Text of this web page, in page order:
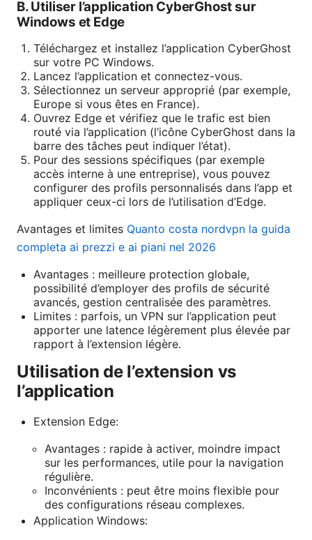
B. Utiliser l’application CyberGhost sur
Windows et Edge
Téléchargez et installez l’application CyberGhost
sur votre PC Windows.
Lancez l’application et connectez-vous.
Sélectionnez un serveur approprié (par exemple,
Europe si vous êtes en France).
Ouvrez Edge et vérifiez que le trafic est bien
routé via l’application (l’icône CyberGhost dans la
barre des tâches peut indiquer l’état).
Pour des sessions spécifiques (par exemple
accès interne à une entreprise), vous pouvez
configurer des profils personnalisés dans l’app et
appliquer ceux-ci lors de l’utilisation d’Edge.
Avantages et limites Quanto costa nordvpn la guida
completa ai prezzi e ai piani nel 2026
Avantages : meilleure protection globale,
possibilité d’employer des profils de sécurité
avancés, gestion centralisée des paramètres.
Limites : parfois, un VPN sur l’application peut
apporter une latence légèrement plus élevée par
rapport à l’extension légère.
Utilisation de l’extension vs
l’application
Extension Edge:
Avantages : rapide à activer, moindre impact
sur les performances, utile pour la navigation
régulière.
Inconvénients : peut être moins flexible pour
des configurations réseau complexes.
Application Windows: